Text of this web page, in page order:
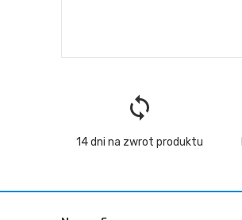
loop
14 dni na zwrot produktu